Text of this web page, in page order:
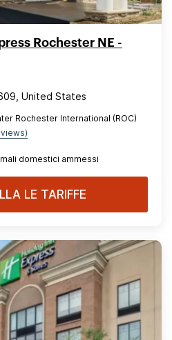
Rochester NE -
United States
Rochester International (ROC)
domestici ammessi
LE TARIFFE